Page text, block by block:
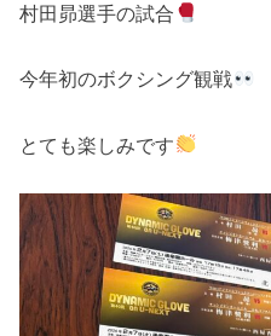
村田昴選手の試合
今年初のボクシング観戦
とても楽しみです